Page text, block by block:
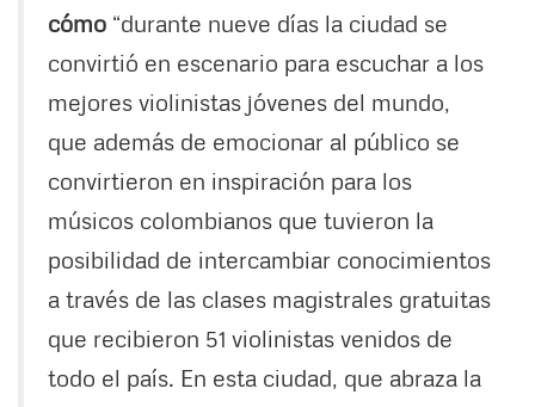
cómo “durante nueve días la ciudad se
convirtió en escenario para escuchar a los
mejores violinistas jóvenes del mundo,
que además de emocionar al público se
convirtieron en inspiración para los
músicos colombianos que tuvieron la
posibilidad de intercambiar conocimientos
a través de las clases magistrales gratuitas
que recibieron 51 violinistas venidos de
todo el país. En esta ciudad, que abraza la